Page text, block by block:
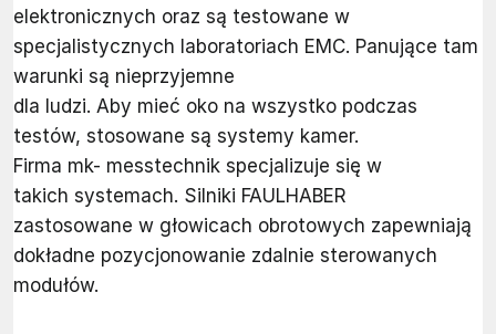
elektronicznych oraz są testowane w
specjalistycznych laboratoriach EMC. Panujące tam
warunki są nieprzyjemne
dla ludzi. Aby mieć oko na wszystko podczas
testów, stosowane są systemy kamer.
Firma mk- messtechnik specjalizuje się w
takich systemach. Silniki FAULHABER
zastosowane w głowicach obrotowych zapewniają
dokładne pozycjonowanie zdalnie sterowanych
modułów.